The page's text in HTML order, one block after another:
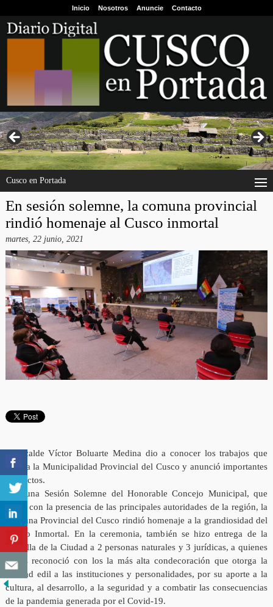
Inicio Nosotros Anuncie Contacto
Cusco en Portada
En sesión solemne, la comuna provincial
rindió homenaje al Cusco inmortal
martes, 22 junio, 2021
El alcalde Víctor Boluarte Medina dio a conocer los trabajos que
realiza la Municipalidad Provincial del Cusco y anunció importantes
proyectos.
Con una Sesión Solemne del Honorable Concejo Municipal, que
contó con la presencia de las principales autoridades de la región, la
Comuna Provincial del Cusco rindió homenaje a la grandiosidad del
Qosqo Inmortal. En la ceremonia, también se hizo entrega de la
Medalla de la Ciudad a 2 personas naturales y 3 jurídicas, a quienes
se les reconoció con los la más alta condecoración que otorga la
entidad edil a las instituciones y personalidades, por su aporte a la
cultura, al desarrollo, a la seguridad y a combatir las consecuencias
de la pandemia generada por el Covid-19.